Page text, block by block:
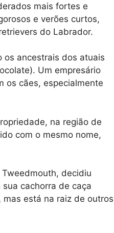
mais fortes e
e verões curtos,
do Labrador.
os ancestrais dos atuais
Um empresário
os cães, especialmente
na região de
com o mesmo nome,
decidiu
cachorra de caça
está na raiz de outros